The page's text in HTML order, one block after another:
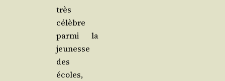
très
célèbre
par­mi la
jeu­nesse
des
écoles,